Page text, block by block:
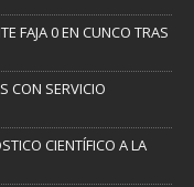
FAJA 0 EN CUNCO TRAS
CON SERVICIO
CIENTÍFICO A LA